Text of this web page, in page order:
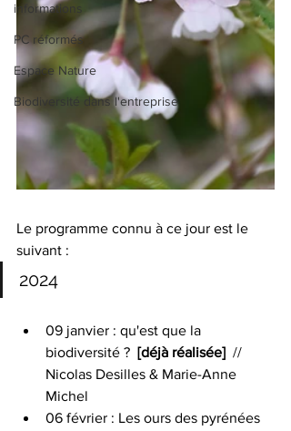
informations
PC réformés
Espace Nature
Biodiversité dans l'entreprise
Le programme connu à ce jour est le
suivant :
2024
09 janvier : qu'est que la
biodiversité ? [déjà réalisée] //
Nicolas Desilles & Marie-Anne
Michel
06 février : Les ours des pyrénées